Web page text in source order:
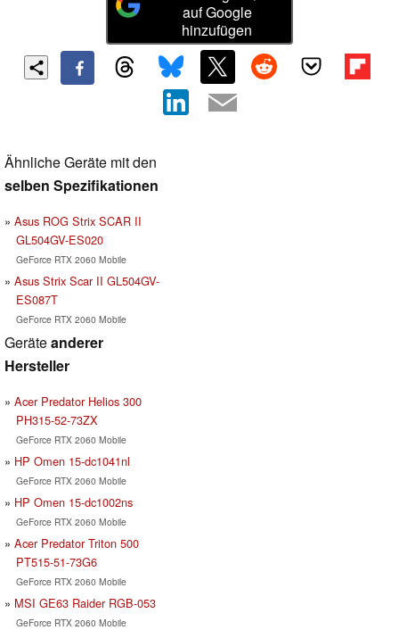
auf Google
hinzufügen
Ähnliche Geräte mit den
selben Spezifikationen
Asus ROG Strix SCAR II
GL504GV-ES020
GeForce RTX 2060 Mobile
Asus Strix Scar II GL504GV-
ES087T
GeForce RTX 2060 Mobile
Geräteanderer
Hersteller
Acer Predator Helios 300
PH315-52-73ZX
GeForce RTX 2060 Mobile
HP Omen 15-dc1041nl
GeForce RTX 2060 Mobile
HP Omen 15-dc1002ns
GeForce RTX 2060 Mobile
Acer Predator Triton 500
PT515-51-73G6
GeForce RTX 2060 Mobile
MSI GE63 Raider RGB-053
GeForce RTX 2060 Mobile